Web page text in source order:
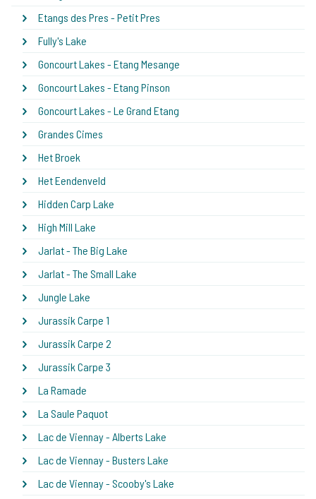
Etangs des Pres - Petit Pres
Fully's Lake
Goncourt Lakes - Etang Mesange
Goncourt Lakes - Etang Pinson
Goncourt Lakes - Le Grand Etang
Grandes Cimes
Het Broek
Het Eendenveld
Hidden Carp Lake
High Mill Lake
Jarlat - The Big Lake
Jarlat - The Small Lake
Jungle Lake
Jurassik Carpe 1
Jurassik Carpe 2
Jurassik Carpe 3
La Ramade
La Saule Paquot
Lac de Viennay - Alberts Lake
Lac de Viennay - Busters Lake
Lac de Viennay - Scooby's Lake